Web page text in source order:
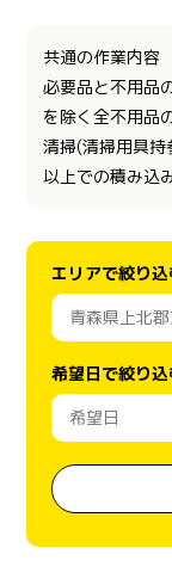
共通の作業内容
必要品と不用品
を除く全不用品
清掃(清掃用具持
以上での積み込
エリアで絞り
希望日で絞り